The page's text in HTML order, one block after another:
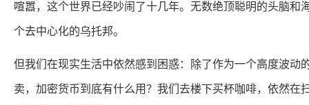
喧嚣，这个世界已经吵闹了十几年。无数绝顶聪明的头脑和
个去中心化的乌托邦。
但我们在现实生活中依然感到困惑：除了作为一个高度波动
卖，加密货币到底有什么用？我们去楼下买杯咖啡，依然在